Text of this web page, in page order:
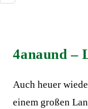
4anaund –
Auch heuer
einem großen